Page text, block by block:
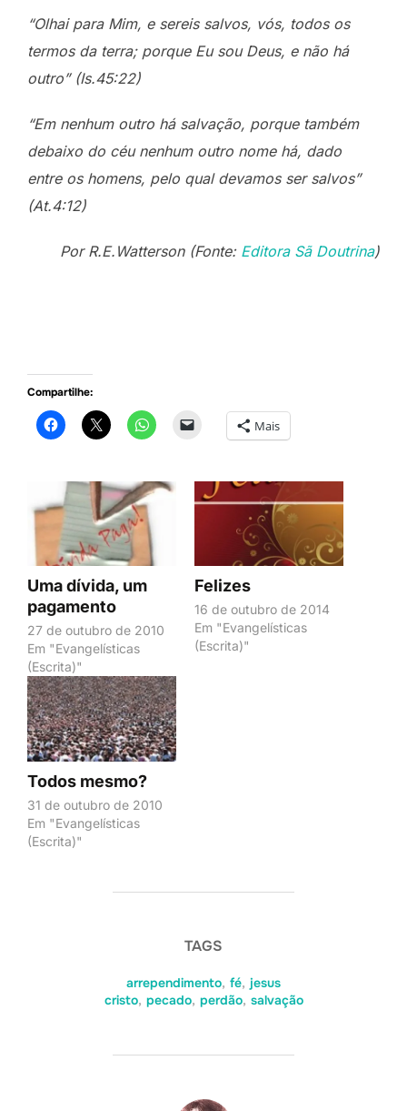
“Olhai para Mim, e sereis salvos, vós, todos os
termos da terra; porque Eu sou Deus, e não há
outro” (Is.45:22)
“Em nenhum outro há salvação, porque também
debaixo do céu nenhum outro nome há, dado
entre os homens, pelo qual devamos ser salvos”
(At.4:12)
Por R.E.Watterson (Fonte: Editora Sã Doutrina)
Compartilhe:
Mais
Uma dívida, um
pagamento
27 de outubro de 2010
Em "Evangelísticas
(Escrita)"
Felizes
16 de outubro de 2014
Em "Evangelísticas
(Escrita)"
Todos mesmo?
31 de outubro de 2010
Em "Evangelísticas
(Escrita)"
TAGS
arrependimento, fé, jesus
cristo, pecado, perdão, salvação